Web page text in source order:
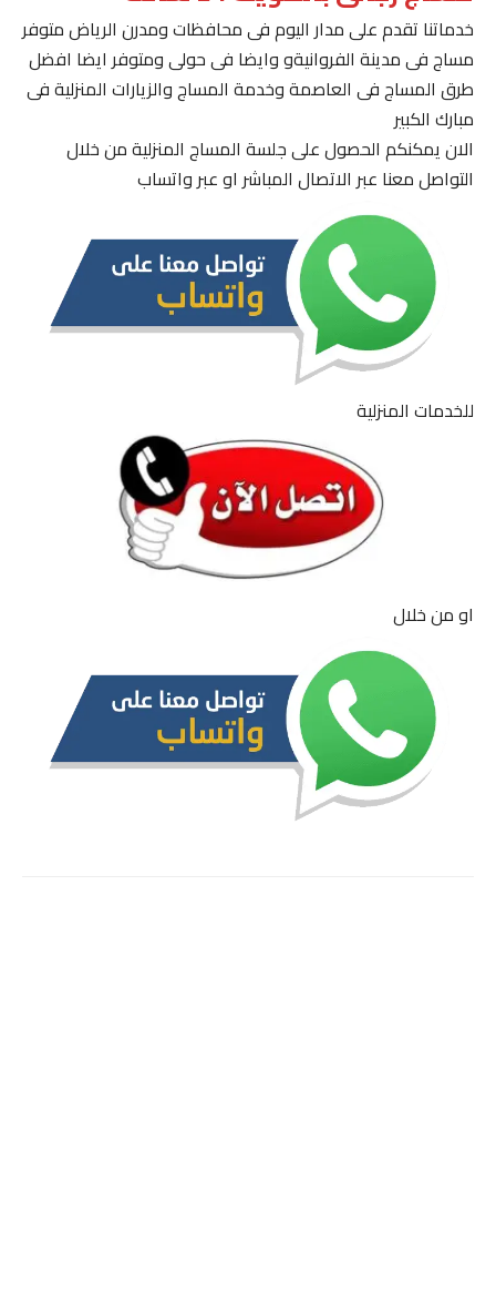
خدماتنا تقدم على مدار اليوم فى محافظات ومدرن الرياض متوفر
مساج فى مدينة الفروانيةو وايضا فى حولى ومتوفر ايضا افضل
طرق المساج فى العاصمة وخدمة المساج والزيارات المنزلية فى
مبارك الكبير
الان يمكنكم الحصول على جلسة المساج المنزلية من خلال
التواصل معنا عبر الاتصال المباشر او عبر واتساب
للخدمات المنزلية
او من خلال